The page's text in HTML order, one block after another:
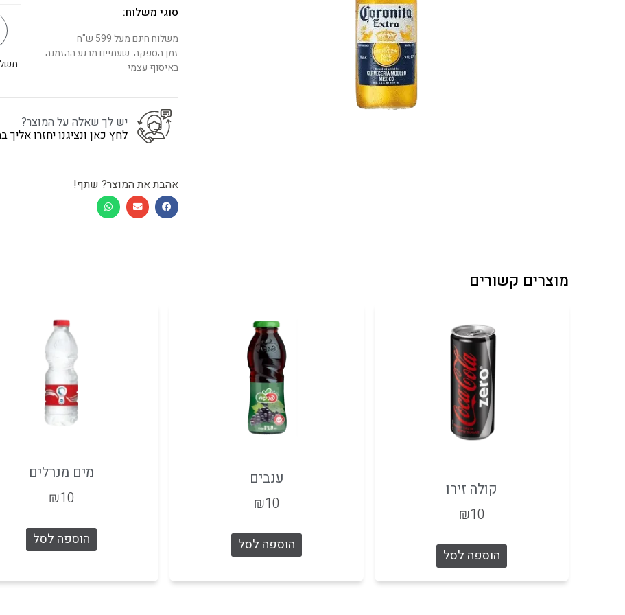
סוגי משלוח:
משלוח חינם מעל 599 ש"ח
זמן הספקה: שעתיים מרגע ההזמנה
באיסוף עצמי
יש לך שאלה על המוצר?
לחץ כאן ונציגנו יחזרו
אהבת את המוצר? שתף!
מוצרים קשורים
קולה זירו
₪10
הוספה לסל
ענבים
₪10
הוספה לסל
מים מנרלים
₪10
הוספה לסל